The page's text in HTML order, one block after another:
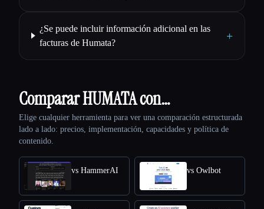
¿Se puede incluir información adicional en las
facturas de Humata?
+
Comparar HUMATA con…
Elige cualquier herramienta para ver una comparación estructurada
lado a lado: precios, implementación, capacidades y política de
contenido.
vs HammerAI vs Owlbot